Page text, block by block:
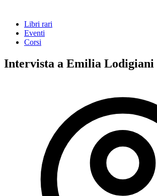
Libri rari
Eventi
Corsi
Intervista a Emilia Lodigiani